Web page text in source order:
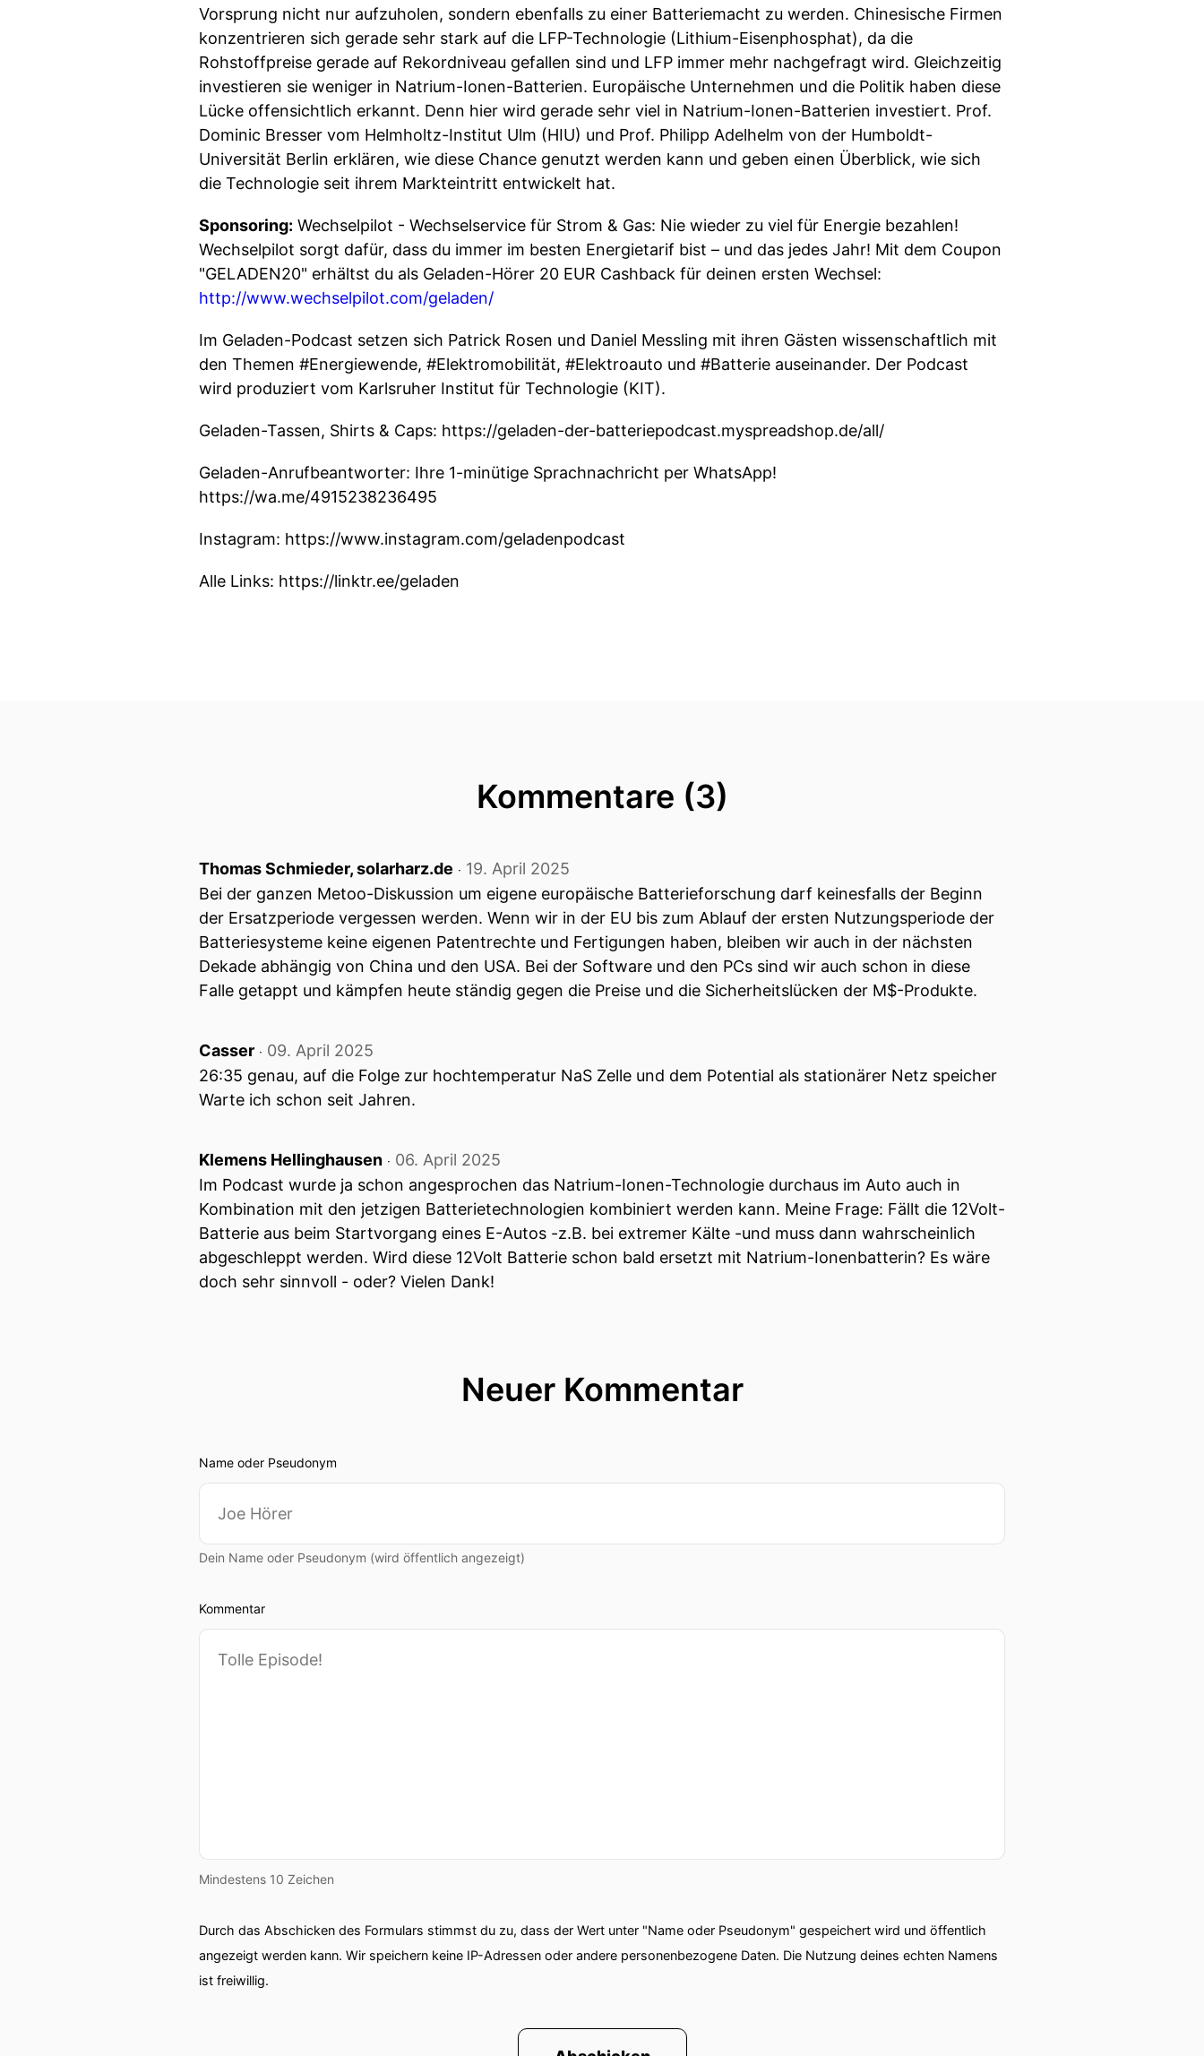
Vorsprung nicht nur aufzuholen, sondern ebenfalls zu einer Batteriemacht zu werden. Chinesische Firmen
konzentrieren sich gerade sehr stark auf die LFP-Technologie (Lithium-Eisenphosphat), da die
Rohstoffpreise gerade auf Rekordniveau gefallen sind und LFP immer mehr nachgefragt wird. Gleichzeitig
investieren sie weniger in Natrium-Ionen-Batterien. Europäische Unternehmen und die Politik haben diese
Lücke offensichtlich erkannt. Denn hier wird gerade sehr viel in Natrium-Ionen-Batterien investiert. Prof.
Dominic Bresser vom Helmholtz-Institut Ulm (HIU) und Prof. Philipp Adelhelm von der Humboldt-
Universität Berlin erklären, wie diese Chance genutzt werden kann und geben einen Überblick, wie sich
die Technologie seit ihrem Markteintritt entwickelt hat.
Sponsoring: Wechselpilot - Wechselservice für Strom & Gas: Nie wieder zu viel für Energie bezahlen!
Wechselpilot sorgt dafür, dass du immer im besten Energietarif bist – und das jedes Jahr! Mit dem Coupon
"GELADEN20" erhältst du als Geladen-Hörer 20 EUR Cashback für deinen ersten Wechsel:
http://www.wechselpilot.com/geladen/
Im Geladen-Podcast setzen sich Patrick Rosen und Daniel Messling mit ihren Gästen wissenschaftlich mit
den Themen #Energiewende, #Elektromobilität, #Elektroauto und #Batterie auseinander. Der Podcast
wird produziert vom Karlsruher Institut für Technologie (KIT).
Geladen-Tassen, Shirts & Caps: https://geladen-der-batteriepodcast.myspreadshop.de/all/
Geladen-Anrufbeantworter: Ihre 1-minütige Sprachnachricht per WhatsApp!
https://wa.me/4915238236495
Instagram: https://www.instagram.com/geladenpodcast
Alle Links: https://linktr.ee/geladen
Kommentare (3)
Thomas Schmieder, solarharz.de ‧ 19. April 2025
Bei der ganzen Metoo-Diskussion um eigene europäische Batterieforschung darf keinesfalls der Beginn
der Ersatzperiode vergessen werden. Wenn wir in der EU bis zum Ablauf der ersten Nutzungsperiode der
Batteriesysteme keine eigenen Patentrechte und Fertigungen haben, bleiben wir auch in der nächsten
Dekade abhängig von China und den USA. Bei der Software und den PCs sind wir auch schon in diese
Falle getappt und kämpfen heute ständig gegen die Preise und die Sicherheitslücken der M$-Produkte.
Casser ‧ 09. April 2025
26:35 genau, auf die Folge zur hochtemperatur NaS Zelle und dem Potential als stationärer Netz speicher
Warte ich schon seit Jahren.
Klemens Hellinghausen ‧ 06. April 2025
Im Podcast wurde ja schon angesprochen das Natrium-Ionen-Technologie durchaus im Auto auch in
Kombination mit den jetzigen Batterietechnologien kombiniert werden kann. Meine Frage: Fällt die 12Volt-
Batterie aus beim Startvorgang eines E-Autos -z.B. bei extremer Kälte -und muss dann wahrscheinlich
abgeschleppt werden. Wird diese 12Volt Batterie schon bald ersetzt mit Natrium-Ionenbatterin? Es wäre
doch sehr sinnvoll - oder? Vielen Dank!
Neuer Kommentar
Name oder Pseudonym
Dein Name oder Pseudonym (wird öffentlich angezeigt)
Kommentar
Mindestens 10 Zeichen
Durch das Abschicken des Formulars stimmst du zu, dass der Wert unter "Name oder Pseudonym" gespeichert wird und öffentlich
angezeigt werden kann. Wir speichern keine IP-Adressen oder andere personenbezogene Daten. Die Nutzung deines echten Namens
ist freiwillig.